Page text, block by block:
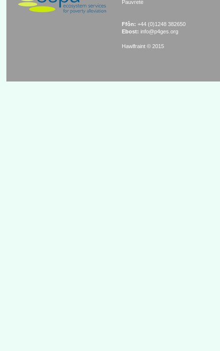
Pauvreté
Ffôn: +44 (0)1248 382650
Ebost: info@p4ges.org
Hawlfraint © 2015